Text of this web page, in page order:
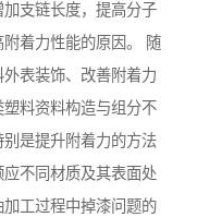
支链长度，提高分子
着力性能的原因。 随
表装饰、改善附着力
料资料构造与组分不
是提升附着力的方法
不同材质及其表面处
工过程中掉漆问题的